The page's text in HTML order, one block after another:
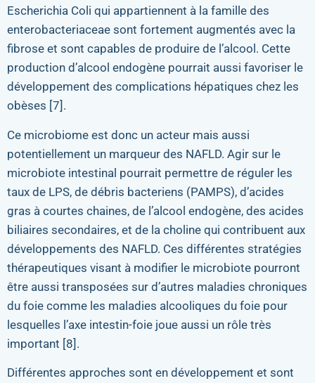
Escherichia Coli qui appartiennent à la famille des
enterobacteriaceae sont fortement augmentés avec la
fibrose et sont capables de produire de l’alcool. Cette
production d’alcool endogène pourrait aussi favoriser le
développement des complications hépatiques chez les
obèses [7].
Ce microbiome est donc un acteur mais aussi
potentiellement un marqueur des NAFLD. Agir sur le
microbiote intestinal pourrait permettre de réguler les
taux de LPS, de débris bacteriens (PAMPS), d’acides
gras à courtes chaines, de l’alcool endogène, des acides
biliaires secondaires, et de la choline qui contribuent aux
développements des NAFLD. Ces différentes stratégies
thérapeutiques visant à modifier le microbiote pourront
être aussi transposées sur d’autres maladies chroniques
du foie comme les maladies alcooliques du foie pour
lesquelles l’axe intestin-foie joue aussi un rôle très
important [8].
Différentes approches sont en développement et sont